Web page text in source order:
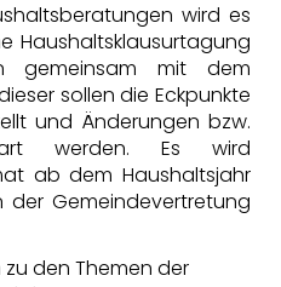
wird es
Haushaltsklausurtagung
gemeinsam mit dem
sollen die Eckpunkte
und Änderungen bzw.
werden. Es wird
ab dem Haushaltsjahr
der Gemeindevertretung
den Themen der